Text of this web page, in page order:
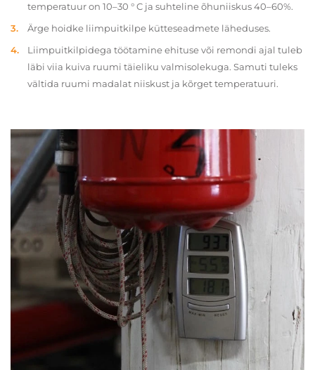
temperatuur on 10–30 ° C ja suhteline õhuniiskus 40–60%.
Ärge hoidke liimpuitkilpe kütteseadmete läheduses.
Liimpuitkilpidega töötamine ehituse või remondi ajal tuleb
läbi viia kuiva ruumi täieliku valmisolekuga. Samuti tuleks
vältida ruumi madalat niiskust ja kõrget temperatuuri.